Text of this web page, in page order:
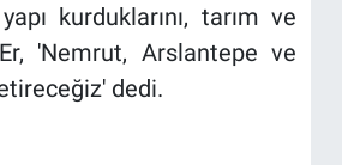
kurduklarını, tarım ve
'Nemrut, Arslantepe ve
dedi.